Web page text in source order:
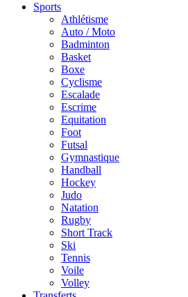
Sports
Athlétisme
Auto / Moto
Badminton
Basket
Boxe
Cyclisme
Escalade
Escrime
Equitation
Foot
Futsal
Gymnastique
Handball
Hockey
Judo
Natation
Rugby
Short Track
Ski
Tennis
Voile
Volley